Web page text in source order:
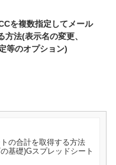
を複数指定してメール
方法(表示名の変更、
等のオプション)
の合計を取得する方法
基礎)Gスプレッドシート